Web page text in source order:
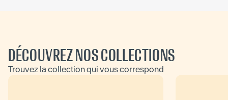
DÉCOUVREZ NOS COLLECTIONS
Trouvez la collection qui vous correspond